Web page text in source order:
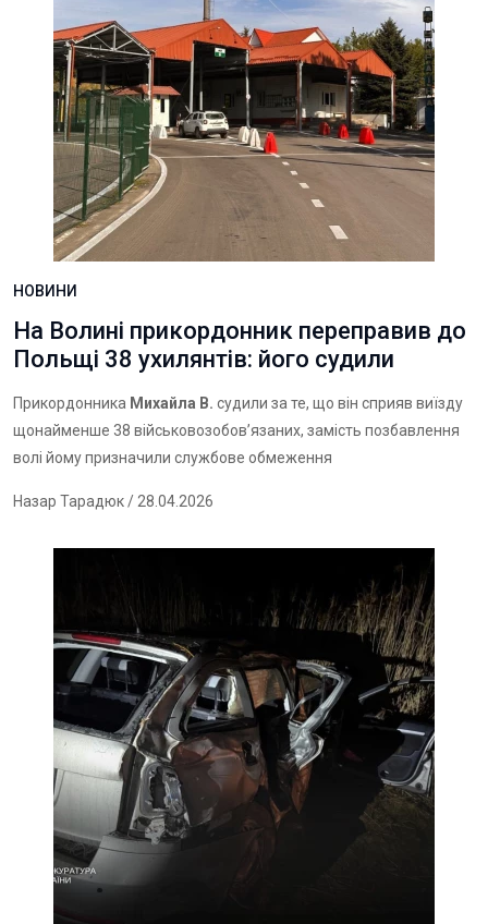
НОВИНИ
На Волині прикордонник переправив до
Польщі 38 ухилянтів: його судили
Прикордонника Михайла В. судили за те, що він сприяв виїзду
щонайменше 38 військовозобовʼязаних, замість позбавлення
волі йому призначили службове обмеження
Назар Тарадюк/ 28.04.2026